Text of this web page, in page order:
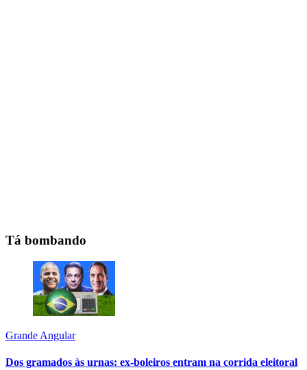
Tá bombando
Grande Angular
Dos gramados às urnas: ex-boleiros entram na corrida eleitoral